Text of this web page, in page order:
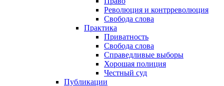
Революция и контрреволюция
Свобода слова
Практика
Приватность
Свобода слова
Справедливые выборы
Хорошая полиция
Честный суд
Публикации